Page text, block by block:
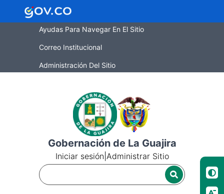
Ayudas Para Navegar En El Sitio
Correo Institucional
Administración Del Sitio
Gobernación de La Guajira
Iniciar sesión Administrar Sitio